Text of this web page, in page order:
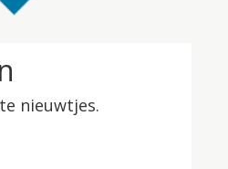
nieuwtjes.